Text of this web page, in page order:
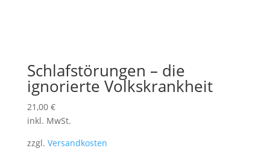
Schlafstörungen – die
ignorierte Volkskrankheit
21,00 €
inkl. MwSt.
zzgl. Versandkosten